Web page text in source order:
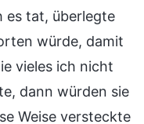
es tat, überlegte
würde, damit
vieles ich nicht
dann würden sie
Weise versteckte